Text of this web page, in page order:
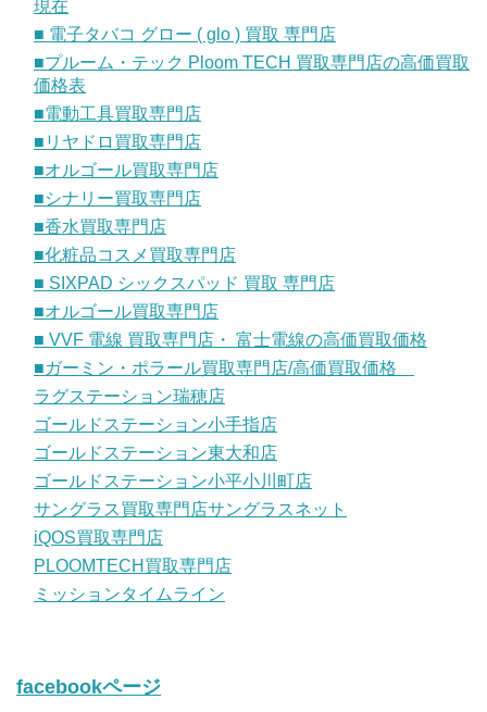
現在
■ 電子タバコ グロー ( glo ) 買取 専門店
■プルーム・テック Ploom TECH 買取専門店の高価買取
価格表
■電動工具買取専門店
■リヤドロ買取専門店
■オルゴール買取専門店
■シナリー買取専門店
■香水買取専門店
■化粧品コスメ買取専門店
■ SIXPAD シックスパッド 買取 専門店
■オルゴール買取専門店
■ VVF 電線 買取専門店・ 富士電線の高価買取価格
■ガーミン・ポラール買取専門店/高価買取価格
ラグステーション瑞穂店
ゴールドステーション小手指店
ゴールドステーション東大和店
ゴールドステーション小平小川町店
サングラス買取専門店サングラスネット
iQOS買取専門店
PLOOMTECH買取専門店
ミッションタイムライン
facebookページ